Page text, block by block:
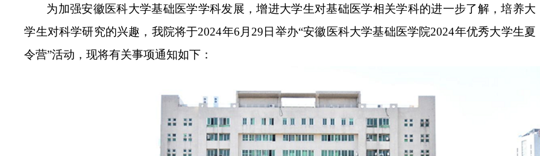
为加强安徽医科大学基础医学学科发展，增进大学生对基础医学相关学科的进一步了解，培养大
学生对科学研究的兴趣，我院将于2024年6月29日举办“安徽医科大学基础医学院2024年优秀大学生夏
令营”活动，现将有关事项通知如下：